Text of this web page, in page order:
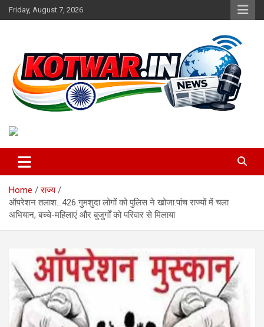
Skip
to
Friday, August 7, 2026
kotwar.in
Home
राज्य
ऑपरेशन तलाश…426 गुमशुदा लोगों को पुलिस ने खोजा:पांच राज्यों में चला
अभियान, बच्चे-महिलाएं और बुजुर्गों को परिवार से मिलाया